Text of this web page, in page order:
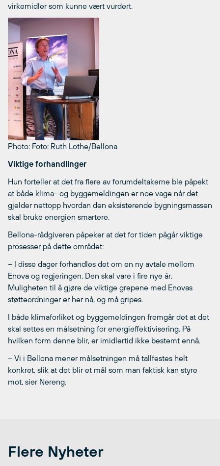
virkemidler som kunne vært vurdert.
Photo: Foto: Ruth Lothe/Bellona
Viktige forhandlinger
Hun forteller at det fra flere av forumdeltakerne ble påpekt
at både klima- og byggemeldingen er noe vage når det
gjelder nettopp hvordan den eksisterende bygningsmassen
skal bruke energien smartere.
Bellona-rådgiveren påpeker at det for tiden pågår viktige
prosesser på dette området:
– I disse dager forhandles det om en ny avtale mellom
Enova og regjeringen. Den skal vare i fire nye år.
Muligheten til å gjøre de viktige grepene med Enovas
støtteordninger er her nå, og må gripes.
I både klimaforliket og byggemeldingen fremgår det at det
skal settes en målsetning for energieffektivisering. På
hvilken form denne blir, er imidlertid ikke bestemt ennå.
– Vi i Bellona mener målsetningen må tallfestes helt
konkret, slik at det blir et mål som man faktisk kan styre
mot, sier Nereng.
Flere Nyheter